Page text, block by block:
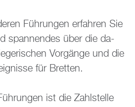
Füh­run­gen er­fah­ren Sie
span­nen­des über die da­
Vor­gän­ge und die
für Brett­en.
ist die Zahl­stel­le